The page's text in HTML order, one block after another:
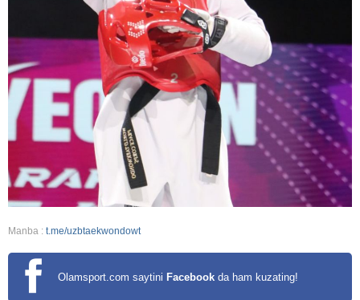
Manba : t.me/uzbtaekwondowt
Olamsport.com saytini Facebook da ham kuzating!